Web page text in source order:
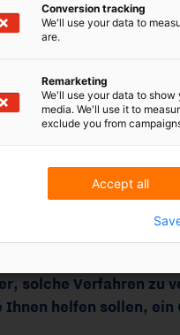
Gerichtsverfahren in
zu vermeiden. Wir haben
ein Gerichtsverfahren zu
ist das A und O.
Verträgen, Regeln und
Kunden, Verbrauchern,
in Ordnung sind. Stellen
Conversion tracking
We'll use your data to
are.
Remarketing
We'll use your data to
media. We'll use it to
exclude you from
Accept all